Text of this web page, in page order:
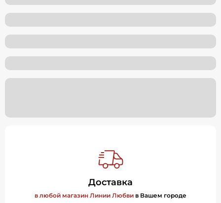
Доставка
в любой магазин Линии Любви в Вашем городе